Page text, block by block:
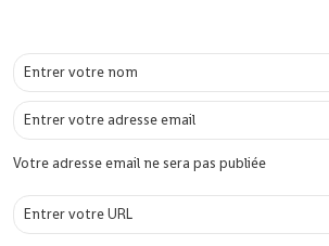
Votre adresse email ne sera pas publiée